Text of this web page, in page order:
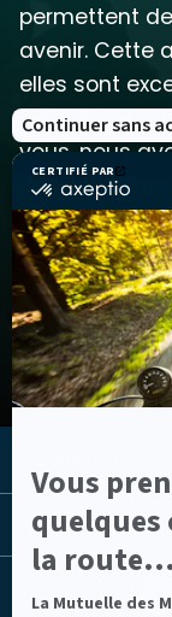
CERTIFIÉ PAR
certifié
Axeptio
-
En
savoir
plus
sur
Axeptio
Vous
quelques
la route...
La Mutuelle des
Continuer sans
permettent
avenir. Cette
elles sont
vous, nous
ces
soient
VOIR LE
LES LIENS UTILES